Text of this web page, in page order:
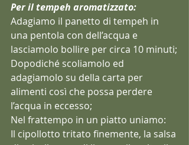
Per il tempeh aromatizzato:
Adagiamo il panetto di tempeh in
una pentola con dell’acqua e
lasciamolo bollire per circa 10 minuti;
Dopodiché scoliamolo ed
adagiamolo su della carta per
alimenti così che possa perdere
l’acqua in eccesso;
Nel frattempo in un piatto uniamo:
Il cipollotto tritato finemente, la salsa